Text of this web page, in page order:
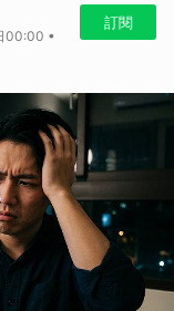
00:00 •
訂閱